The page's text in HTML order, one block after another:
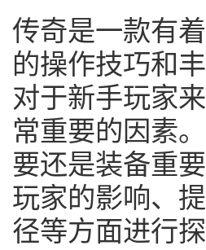
传奇是一款有
的操作技巧和
对于新手玩家
常重要的因素
要还是装备重
玩家的影响、
径等方面进行探